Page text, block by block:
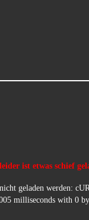
ist etwas schief
geladen werden:
milliseconds with 0